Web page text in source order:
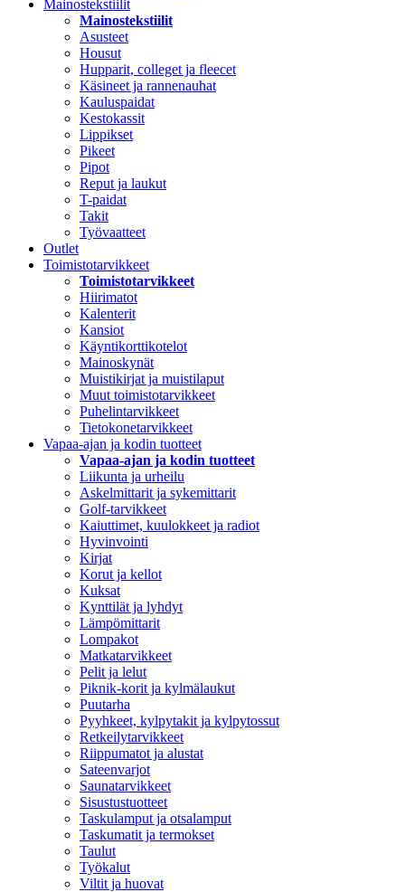
Mainostekstiilit
Mainostekstiilit
Asusteet
Housut
Hupparit, colleget ja fleecet
Käsineet ja rannenauhat
Kauluspaidat
Kestokassit
Lippikset
Pikeet
Pipot
Reput ja laukut
T-paidat
Takit
Työvaatteet
Outlet
Toimistotarvikkeet
Toimistotarvikkeet
Hiirimatot
Kalenterit
Kansiot
Käyntikorttikotelot
Mainoskynät
Muistikirjat ja muistilaput
Muut toimistotarvikkeet
Puhelintarvikkeet
Tietokonetarvikkeet
Vapaa-ajan ja kodin tuotteet
Vapaa-ajan ja kodin tuotteet
Liikunta ja urheilu
Askelmittarit ja sykemittarit
Golf-tarvikkeet
Kaiuttimet, kuulokkeet ja radiot
Hyvinvointi
Kirjat
Korut ja kellot
Kuksat
Kynttilät ja lyhdyt
Lämpömittarit
Lompakot
Matkatarvikkeet
Pelit ja lelut
Piknik-korit ja kylmälaukut
Puutarha
Pyyhkeet, kylpytakit ja kylpytossut
Retkeilytarvikkeet
Riippumatot ja alustat
Sateenvarjot
Saunatarvikkeet
Sisustustuotteet
Taskulamput ja otsalamput
Taskumatit ja termokset
Taulut
Työkalut
Viltit ja huovat